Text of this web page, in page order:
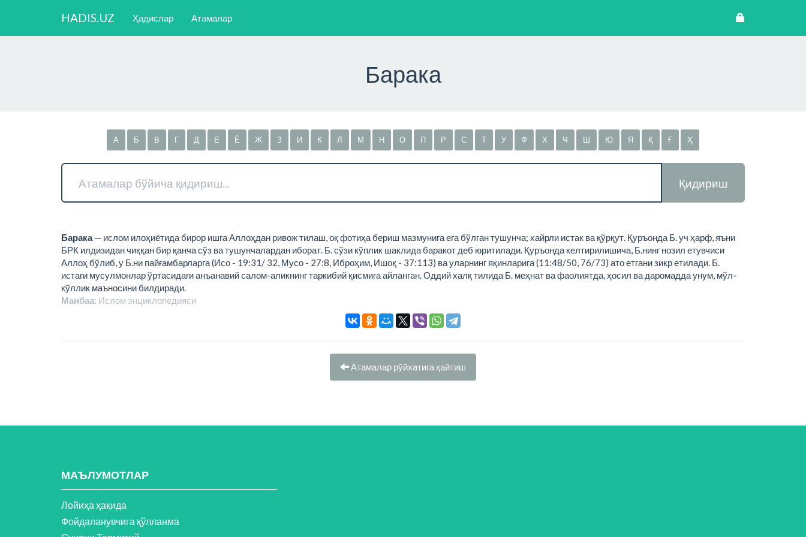
HADIS.UZ Ҳадислар Атамалар
Барака
А Б В Г Д Е Ё Ж З И К Л М Н О П Р С Т У Ф Х Ч Ш Ю Я Қ Ғ Ҳ
Қидириш
Барака— ислом илоҳиётида бирор ишга Аллоҳдан ривож тилаш, оқ фотиҳа бериш мазмунига ега бўлган тушунча; хайрли истак ва қўрқут. Қуръонда Б. уч ҳарф, яъни
БРК илдизидан чиққан бир қанча сўз ва тушунчалардан иборат. Б. сўзи кўплик шаклида баракот деб юритилади. Қуръонда келтирилишича, Б.нинг нозил етувчиси
Аллоҳ бўлиб, у Б.ни пайғамбарларга (Исо - 19:31/ 32, Мусо - 27:8, Иброҳим, Ишоқ - 37:113) ва уларнинг яқинларига (11:48/50, 76/73) ато етгани зикр етилади. Б.
истаги мусулмонлар ўртасидаги анъанавий салом-аликнинг таркибий қисмига айланган. Оддий халқ тилида Б. меҳнат ва фаолиятда, ҳосил ва даромадда унум, мўл-
кўллик маъносини билдиради.
Манбаа: Ислом энциклопeдияси
Атамалар рўйхатига қайтиш
МАЪЛУМОТЛАР
Лойиҳа ҳақида
Фойдаланувчига қўлланма